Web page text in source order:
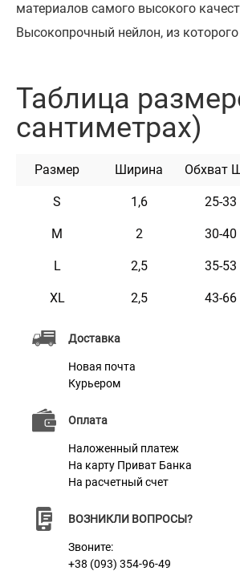
Доставка
Новая почта
Курьером
Оплата
Наложенный платеж
На карту Приват Банка
На расчетный счет
ВОЗНИКЛИ ВОПРОСЫ?
Звоните:
+38 (093) 354-96-49
материалов самого высокого
Высокопрочный нейлон, из
металлической пряжкой с
гравировки. Можно награвировать
животного, контактные данные,
микрочипа и т.п. Текст наносится с
поэтому со временем он не
воды. Он практичен и неприхотлив в
Характеристики
Материал
Пряжка
Таблица
сантиметрах)
Размер Ширина Обхват
S 1,6 25-33
M 2 30-40
L 2,5 35-53
XL 2,5 43-66